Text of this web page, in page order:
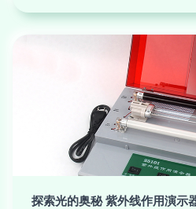
探索光的奥秘 紫外线作用演示